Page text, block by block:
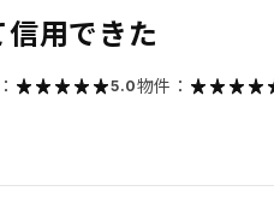
用できた
5.0物件：